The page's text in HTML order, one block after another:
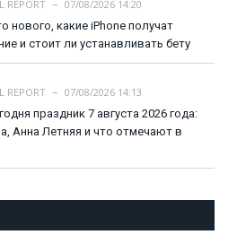
REPORT
07/08/2026 14:20
нового, какие iPhone получат
и стоит ли устанавливать бету
REPORT
07/08/2026 14:13
праздник 7 августа 2026 года:
Анна Летняя и что отмечают в